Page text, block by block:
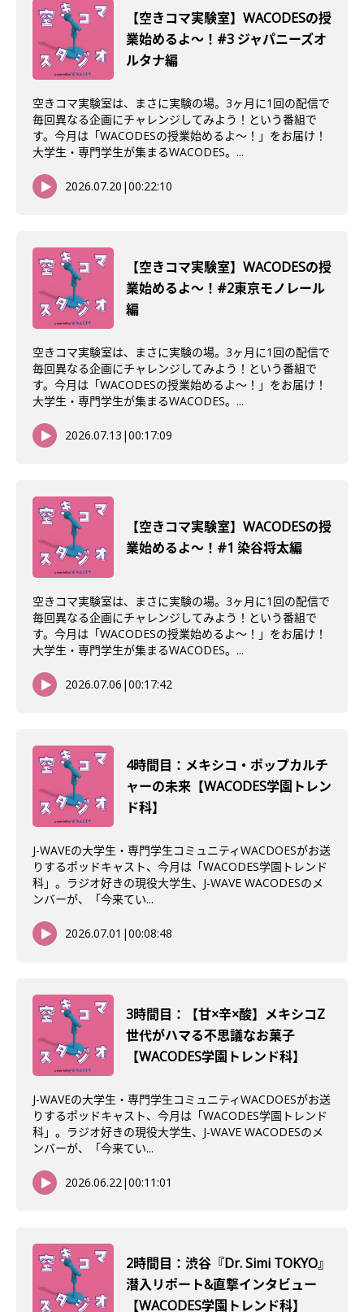
【空きコマ実験室】WACODESの授
業始めるよ〜！#3 ジャパニーズオ
ルタナ編
空きコマ実験室は、まさに実験の場。3ヶ月に1回の配信で
毎回異なる企画にチャレンジしてみよう！という番組で
す。今月は「WACODESの授業始めるよ～！」をお届け！
大学生・専門学生が集まるWACODES。...
2026.07.20 |00:22:10
【空きコマ実験室】WACODESの授
業始めるよ〜！#2東京モノレール
編
空きコマ実験室は、まさに実験の場。3ヶ月に1回の配信で
毎回異なる企画にチャレンジしてみよう！という番組で
す。今月は「WACODESの授業始めるよ～！」をお届け！
大学生・専門学生が集まるWACODES。...
2026.07.13 |00:17:09
【空きコマ実験室】WACODESの授
業始めるよ～！#1 染谷将太編
空きコマ実験室は、まさに実験の場。3ヶ月に1回の配信で
毎回異なる企画にチャレンジしてみよう！という番組で
す。今月は「WACODESの授業始めるよ～！」をお届け！
大学生・専門学生が集まるWACODES。...
2026.07.06 |00:17:42
4時間目：メキシコ・ポップカルチ
ャーの未来【WACODES学園トレン
ド科】
J-WAVEの大学生・専門学生コミュニティWACDOESがお送
りするポッドキャスト、今月は「WACODES学園トレンド
科」。ラジオ好きの現役大学生、J-WAVE WACODESのメ
ンバーが、「今来てい...
2026.07.01 |00:08:48
3時間目：【甘×辛×酸】メキシコZ
世代がハマる不思議なお菓子
【WACODES学園トレンド科】
J-WAVEの大学生・専門学生コミュニティWACDOESがお送
りするポッドキャスト、今月は「WACODES学園トレンド
科」。ラジオ好きの現役大学生、J-WAVE WACODESのメ
ンバーが、「今来てい...
2026.06.22|00:11:01
2時間目：渋谷『Dr. Simi TOKYO』
潜入リポート&直撃インタビュー
【WACODES学園トレンド科】